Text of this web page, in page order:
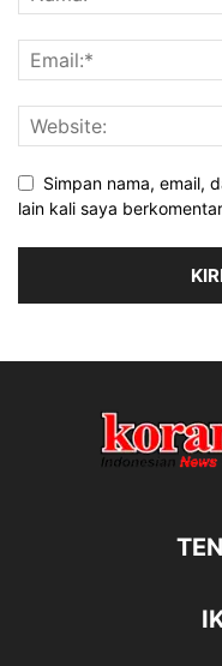
Simpan nama, email,
lain kali saya